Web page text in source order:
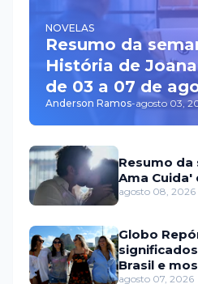
NOVELAS
Resumo da
História de
de 03 a 07 de
Anderson Ramos-agosto 03,
Resumo da
Ama Cuida'
agosto 08, 2026
Globo
Brasil e
agosto 07, 2026